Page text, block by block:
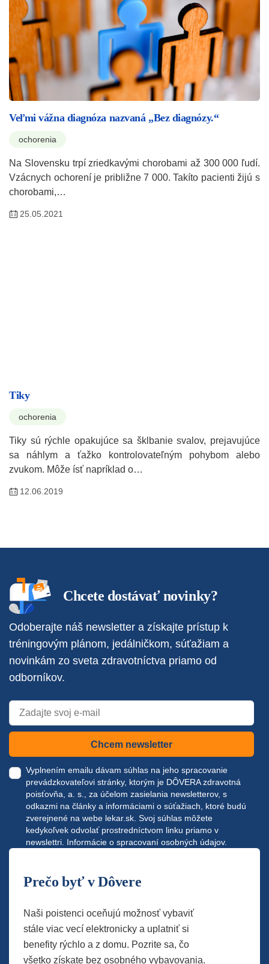
Veľmi vážna diagnóza nazvaná „Bez diagnózy.“
ochorenia
Na Slovensku trpí zriedkavými chorobami až 300 000 ľudí.
Vzácnych ochorení je približne 7 000. Takíto pacienti žijú s
chorobami,…
25.05.2021
Tiky
ochorenia
Tiky sú rýchle opakujúce sa šklbanie svalov, prejavujúce
sa náhlym a ťažko kontrolovateľným pohybom alebo
zvukom. Môže ísť napríklad o…
12.06.2019
Chcete dostávať novinky?
Odoberajte náš newsletter a získajte prístup k
tréningovým plánom, jedálničkom, súťažiam a
novinkám zo sveta zdravotníctva priamo od
odborníkov.
Chcem newsletter
Vyplnením emailu dávam súhlas na jeho spracovanie
prevádzkovateľovi stránky, ktorým je DÔVERA zdravotná
poisťovňa, a. s., za účelom zasielania newsletterov, s
odkazmi na články a informáciami o súťažiach, ktoré budú
zverejnené na webe lekar.sk. Svoj súhlas môžete
kedykoľvek odvolať prostredníctvom linku priamo v
newslettri. Informácie o spracovaní osobných údajov.
Prečo byť v Dôvere
Naši poistenci oceňujú možnosť vybaviť
stále viac vecí elektronicky a uplatniť si
benefity rýchlo a z domu. Pozrite sa, čo
všetko získate bez osobného vybavovania.